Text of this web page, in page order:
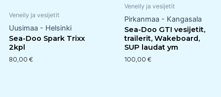
Veneily ja vesijetit
Uusimaa - Helsinki
Sea-Doo Spark Trixx
2kpl
80,00 €
Veneily ja vesijetit
Pirkanmaa - Kangasala
Sea-Doo GTI vesijetit,
trailerit, Wakeboard,
SUP laudat ym
100,00 €